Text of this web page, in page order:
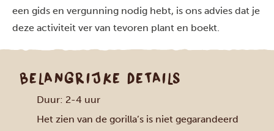
een gids en vergunning nodig hebt, is ons advies dat je
deze activiteit ver van tevoren plant en boekt.
BELANGRIJKE DETAILS
Duur: 2-4 uur
Het zien van de gorilla’s is niet gegarandeerd